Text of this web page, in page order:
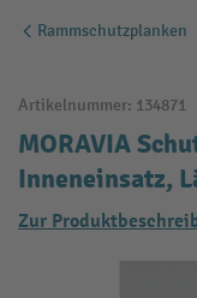
Rammschutzplanken
Artikelnummer: 134871
MORAVIA
Inneneinsatz,
Zur